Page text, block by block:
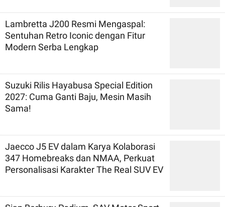
Lambretta J200 Resmi Mengaspal:
Sentuhan Retro Iconic dengan Fitur
Modern Serba Lengkap
Suzuki Rilis Hayabusa Special Edition
2027: Cuma Ganti Baju, Mesin Masih
Sama!
Jaecco J5 EV dalam Karya Kolaborasi
347 Homebreaks dan NMAA, Perkuat
Personalisasi Karakter The Real SUV EV